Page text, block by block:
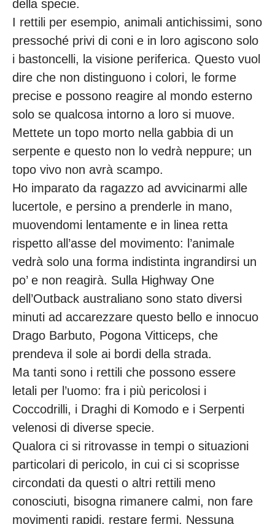
della specie.
I rettili per esempio, animali antichissimi, sono
pressoché privi di coni e in loro agiscono solo
i bastoncelli, la visione periferica. Questo vuol
dire che non distinguono i colori, le forme
precise e possono reagire al mondo esterno
solo se qualcosa intorno a loro si muove.
Mettete un topo morto nella gabbia di un
serpente e questo non lo vedrà neppure; un
topo vivo non avrà scampo.
Ho imparato da ragazzo ad avvicinarmi alle
lucertole, e persino a prenderle in mano,
muovendomi lentamente e in linea retta
rispetto all’asse del movimento: l’animale
vedrà solo una forma indistinta ingrandirsi un
po’ e non reagirà. Sulla Highway One
dell’Outback australiano sono stato diversi
minuti ad accarezzare questo bello e innocuo
Drago Barbuto, Pogona Vitticeps, che
prendeva il sole ai bordi della strada.
Ma tanti sono i rettili che possono essere
letali per l’uomo: fra i più pericolosi i
Coccodrilli, i Draghi di Komodo e i Serpenti
velenosi di diverse specie.
Qualora ci si ritrovasse in tempi o situazioni
particolari di pericolo, in cui ci si scoprisse
circondati da questi o altri rettili meno
conosciuti, bisogna rimanere calmi, non fare
movimenti rapidi, restare fermi. Nessuna